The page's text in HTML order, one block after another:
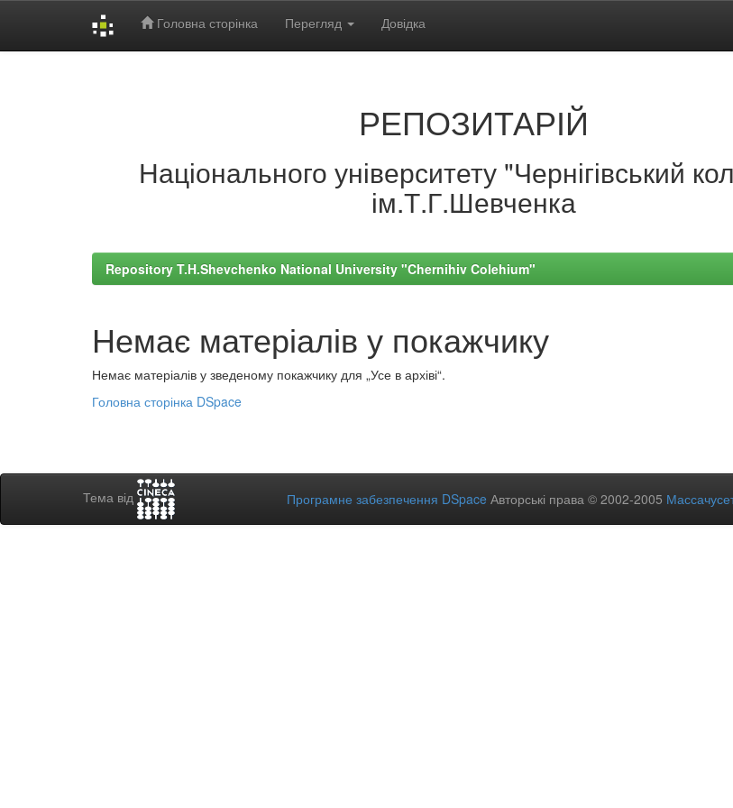
Головна сторінка Перегляд Довідка
РЕПОЗИТАРІЙ
Національного університету "Чернігівський
ім.Т.Г.Шевченка
Repository T.H.Shevchenko National University "Chernihiv Colehium"
Немає матеріалів у покажчику
Немає матеріалів у зведеному покажчику для „Усе в архіві“.
Головна сторінка DSpace
Тема від Програмне забезпечення DSpace Авторські права © 2002-2005